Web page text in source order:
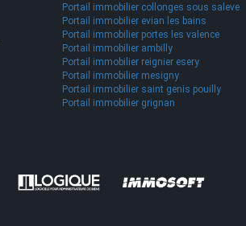
Portail immobilier collonges sous saleve
Portail immobilier evian les bains
Portail immobilier portes les valence
Portail immobilier ambilly
Portail immobilier reignier esery
Portail immobilier mesigny
Portail immobilier saint genis pouilly
Portail immobilier grignan